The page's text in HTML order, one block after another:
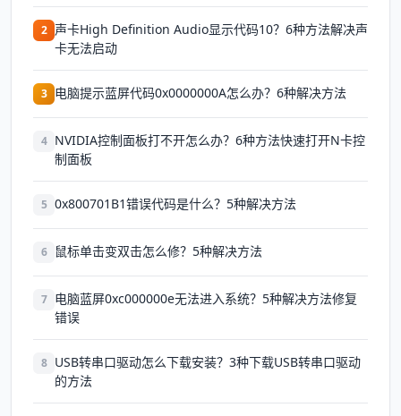
2 声卡High Definition Audio显示代码10？6种方法解决声
卡无法启动
3 电脑提示蓝屏代码0x0000000A怎么办？6种解决方法
4 NVIDIA控制面板打不开怎么办？6种方法快速打开N卡控
制面板
5 0x800701B1错误代码是什么？5种解决方法
6 鼠标单击变双击怎么修？5种解决方法
7 电脑蓝屏0xc000000e无法进入系统？5种解决方法修复
错误
8 USB转串口驱动怎么下载安装？3种下载USB转串口驱动
的方法